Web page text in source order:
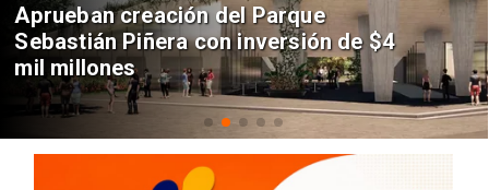
Aprueban creación del Parque
Sebastián Piñera con inversión de $4
mil millones